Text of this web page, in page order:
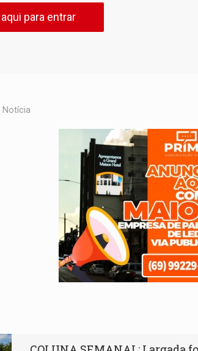
para entrar
Notícia